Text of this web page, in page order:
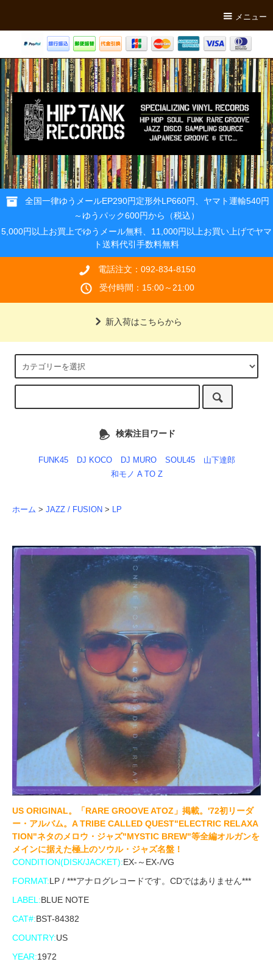
メニュー
全国一律ゆうメールEP290円定形外LP660円、ヤマト運輸540円
～ゆうパック600円から（税込）
5,000円以上お買上でゆうメール無料、11,000円以上お買い上げでヤマ
ト送料代引手数料無料
電話注文：092-834-8150
受付時間：15:00～21:00
新入荷はこちらから
検索注目ワード
FUNK45 DJ KOCO DJ MURO SOUL45
山下達郎
和モノ A TO Z
ホーム > JAZZ / FUSION > LP
US ORIGINAL。「RARE GROOVE ATOZ」掲載。'72初リーダ
ー・アルバム。A TRIBE CALLED QUEST"ELECTRIC RELAXA
TION"ネタのメロウ・ジャズ"MYSTIC BREW"等全編オルガンを
メインに据えた極上のソウル・ジャズ名盤！
CONDITION(DISK/JACKET):EX-～EX-/VG
FORMAT:LP / ***アナログレコードです。CDではありません***
LABEL:BLUE NOTE
CAT#:BST-84382
COUNTRY:US
YEAR:1972